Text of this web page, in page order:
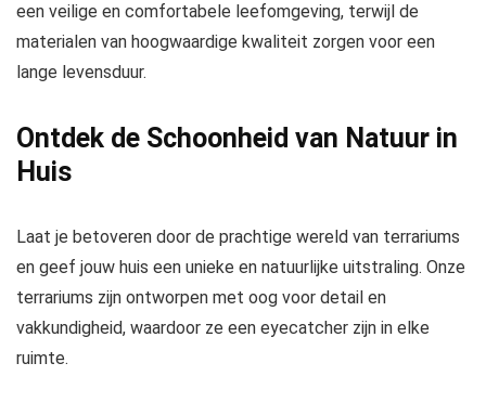
een veilige en comfortabele leefomgeving, terwijl de
materialen van hoogwaardige kwaliteit zorgen voor een
lange levensduur.
Ontdek de Schoonheid van Natuur in
Huis
Laat je betoveren door de prachtige wereld van terrariums
en geef jouw huis een unieke en natuurlijke uitstraling. Onze
terrariums zijn ontworpen met oog voor detail en
vakkundigheid, waardoor ze een eyecatcher zijn in elke
ruimte.